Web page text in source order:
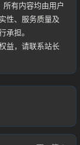
所有内容均由用户
性、服务质量及
承担。
益，请联系站长
忘记密码?